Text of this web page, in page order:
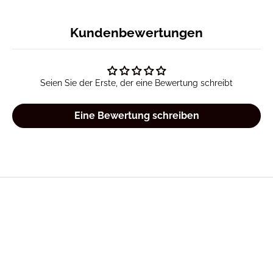
Kundenbewertungen
Seien Sie der Erste, der eine Bewertung schreibt
Eine Bewertung schreiben